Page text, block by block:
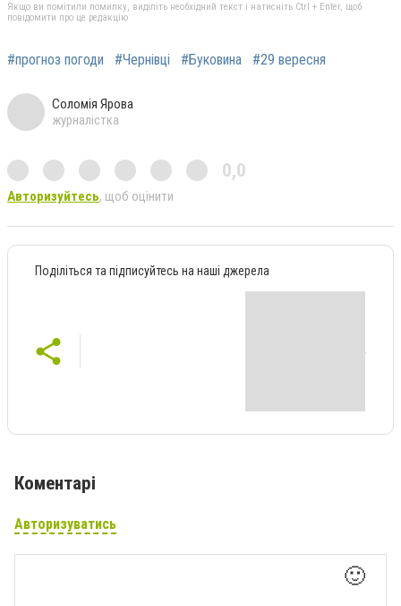
Якщо ви помітили помилку, виділіть необхідний текст і натисніть Ctrl + Enter, щоб
повідомити про це редакцію
#прогноз погоди #Чернівці #Буковина #29 вересня
Соломія Ярова
журналістка
0,0
Авторизуйтесь, щоб оцінити
Поділіться та підписуйтесь на наші джерела
Коментарі
Авторизуватись
🙂